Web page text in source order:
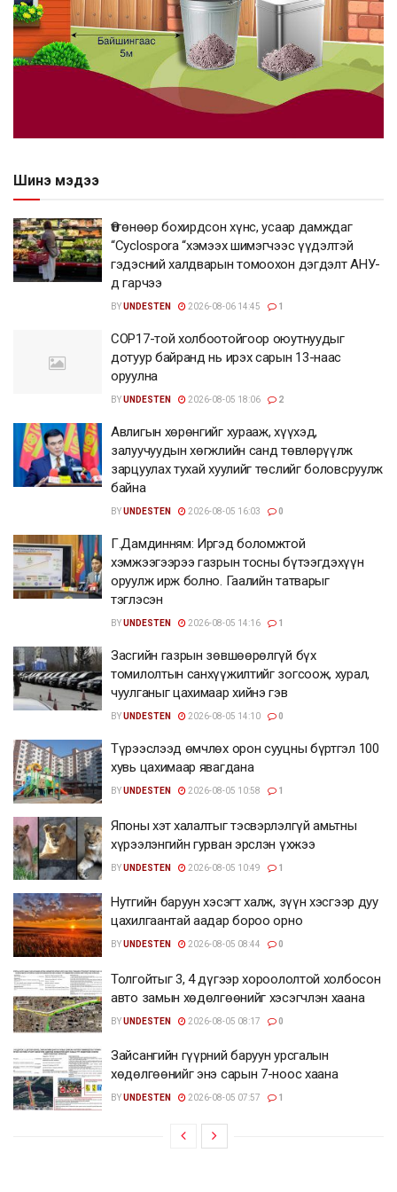
Шинэ мэдээ
Өтгөнөөр бохирдсон хүнс, усаар дамждаг
“Cyclospora “хэмээх шимэгчээс үүдэлтэй
гэдэсний халдварын томоохон дэгдэлт АНУ-
д гарчээ
BYUNDESTEN 2026-08-06 14:45 1
COP17-той холбоотойгоор оюутнуудыг
дотуур байранд нь ирэх сарын 13-наас
оруулна
BYUNDESTEN 2026-08-05 18:06 2
Авлигын хөрөнгийг хурааж, хүүхэд,
залуучуудын хөгжлийн санд төвлөрүүлж
зарцуулах тухай хуулийг төслийг боловсруулж
байна
BYUNDESTEN 2026-08-05 16:03 0
Г.Дамдинням: Иргэд боломжтой
хэмжээгээрээ газрын тосны бүтээгдэхүүн
оруулж ирж болно. Гаалийн татварыг
тэглэсэн
BYUNDESTEN 2026-08-05 14:16 1
Засгийн газрын зөвшөөрөлгүй бүх
томилолтын санхүүжилтийг зогсоож, хурал,
чуулганыг цахимаар хийнэ гэв
BYUNDESTEN 2026-08-05 14:10 0
Түрээслээд өмчлөх орон сууцны бүртгэл 100
хувь цахимаар явагдана
BYUNDESTEN 2026-08-05 10:58 1
Японы хэт халалтыг тэсвэрлэлгүй амьтны
хүрээлэнгийн гурван эрслэн үхжээ
BYUNDESTEN 2026-08-05 10:49 1
Нутгийн баруун хэсэгт халж, зүүн хэсгээр дуу
цахилгаантай аадар бороо орно
BYUNDESTEN 2026-08-05 08:44 0
Толгойтыг 3, 4 дүгээр хороололтой холбосон
авто замын хөдөлгөөнийг хэсэгчлэн хаана
BYUNDESTEN 2026-08-05 08:17 0
Зайсангийн гүүрний баруун урсгалын
хөдөлгөөнийг энэ сарын 7-ноос хаана
BYUNDESTEN 2026-08-05 07:57 1